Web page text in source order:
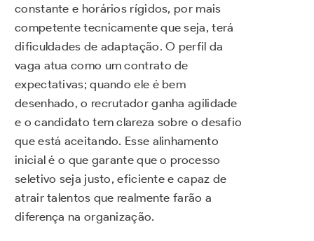
constante e horários rígidos, por mais
competente tecnicamente que seja, terá
dificuldades de adaptação. O perfil da
vaga atua como um contrato de
expectativas; quando ele é bem
desenhado, o recrutador ganha agilidade
e o candidato tem clareza sobre o desafio
que está aceitando. Esse alinhamento
inicial é o que garante que o processo
seletivo seja justo, eficiente e capaz de
atrair talentos que realmente farão a
diferença na organização.